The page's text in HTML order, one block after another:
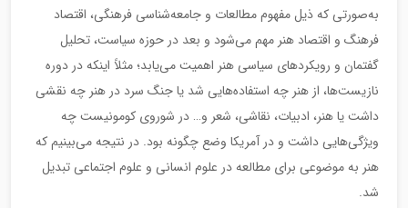
به‌صورتی که ذیل مفهوم مطالعات و جامعه‌شناسی فرهنگی، اقتصاد
فرهنگ و اقتصاد هنر مهم می‌شود و بعد در حوزه سیاست، تحلیل
گفتمان و رویکردهای سیاسی هنر اهمیت می‌یابد؛ مثلاً اینکه در دوره
نازیست‌ها، از هنر چه استفاده‌هایی شد یا جنگ سرد در هنر چه نقشی
داشت یا هنر، ادبیات، نقاشی، شعر و… در شوروی کومونیست چه
ویژگی‌هایی داشت و در آمریکا وضع چگونه بود. در نتیجه می‌بینیم که
هنر به موضوعی برای مطالعه در علوم انسانی و علوم اجتماعی تبدیل
شد.